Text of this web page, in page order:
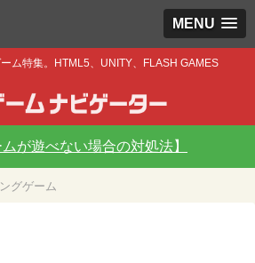
MENU
ム特集。HTML5、UNITY、FLASH GAMES
ムが遊べない場合の対処法】
グゲーム